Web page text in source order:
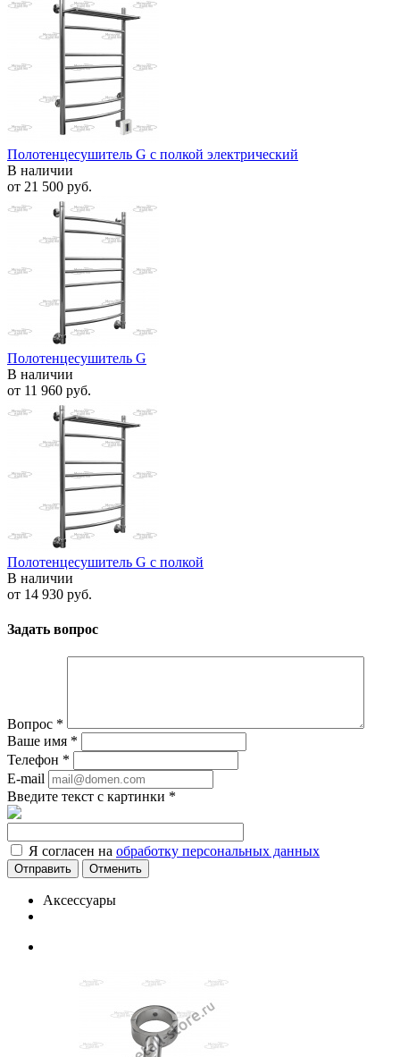
Полотенцесушитель G с полкой электрический
В наличии
от 21 500 руб.
Полотенцесушитель G
В наличии
от 11 960 руб.
Полотенцесушитель G с полкой
В наличии
от 14 930 руб.
Задать вопрос
Вопрос *
Ваше имя *
Телефон *
E-mail
Введите текст с картинки *
Я согласен на обработку персональных данных
Отменить
Аксессуары